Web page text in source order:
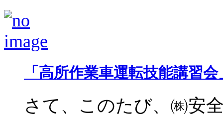
「高所作業車運転技能講習
さて、このたび、㈱安